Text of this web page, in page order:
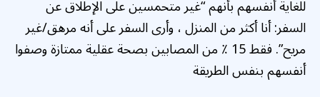
للغاية أنفسهم بأنهم “غير متحمسين على الإطلاق عن
السفر: أنا أكثر من المنزل ، وأرى السفر على أنه مرهق/غير
مريح”. فقط 15 ٪ من المصابين بصحة عقلية ممتازة وصفوا
أنفسهم بنفس الطريقة